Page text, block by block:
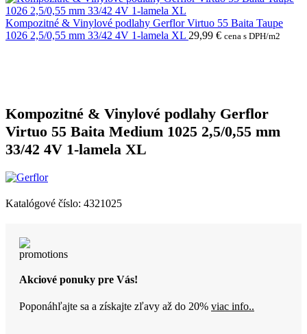
Kompozitné & Vinylové podlahy Gerflor Virtuo 55 Baita Taupe
1026 2,5/0,55 mm 33/42 4V 1-lamela XL 29,99 € cena s DPH/m2
Kompozitné & Vinylové podlahy Gerflor
Virtuo 55 Baita Medium 1025 2,5/0,55 mm
33/42 4V 1-lamela XL
Katalógové číslo: 4321025
Akciové ponuky pre Vás!
Poponáhľajte sa a získajte zľavy až do 20% viac info..